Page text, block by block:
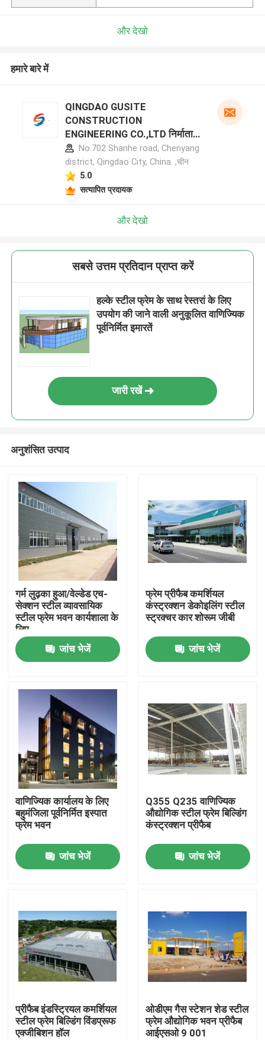
उत्पादों
वीडियो
हमारे बारे में
कारखाना भ्रमण
एक उद्धरण का अनुरोध करें
इस्पात संरचना गोदाम
हल्के इस्पात संरचना
और देखो
हमारे बारे में
QINGDAO GUSITE
CONSTRUCTION
ENGINEERING CO.,LTD निर्माता
प्रोफ़ाइलNo.702 Shanhe road, Chenyang
district, Qingdao City, China. ,चीन
5.0
सत्यापित प्रदायक
और देखो
सबसे उत्तम प्रतिदान प्राप्त करें
हल्के स्टील फ्रेम के साथ रेस्तरां के लिए
उपयोग की जाने वाली अनुकूलित वाणिज्यिक
पूर्वनिर्मित इमारतें
जारी रखें
अनुशंसित उत्पाद
गर्म लुढ़का हुआ/वेल्डेड एच-
सेक्शन स्टील व्यावसायिक
स्टील फ्रेम भवन कार्यशाला के
लिए
जांच भेजें
फ्रेम प्रीफैब कमर्शियल
कंस्ट्रक्शन डेकोइलिंग स्टील
स्ट्रक्चर कार शोरूम जीबी
जांच भेजें
वाणिज्यिक कार्यालय के लिए
बहुमंजिला पूर्वनिर्मित इस्पात
फ्रेम भवन
जांच भेजें
Q355 Q235 वाणिज्यिक
औद्योगिक स्टील फ्रेम बिल्डिंग
कंस्ट्रक्शन प्रीफैब
जांच भेजें
प्रीफैब इंडस्ट्रियल कमर्शियल
स्टील फ्रेम बिल्डिंग विंडप्रूफ
एक्जीबिशन हॉल
ओडीएम गैस स्टेशन शेड स्टील
फ्रेम औद्योगिक भवन प्रीफैब
आईएसओ 9 001